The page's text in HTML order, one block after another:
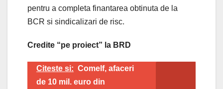
pentru a completa finantarea obtinuta de la
BCR si sindicalizari de risc.
Credite “pe proiect” la BRD
Citeste si: Comelf, afaceri
de 10 mil. euro din